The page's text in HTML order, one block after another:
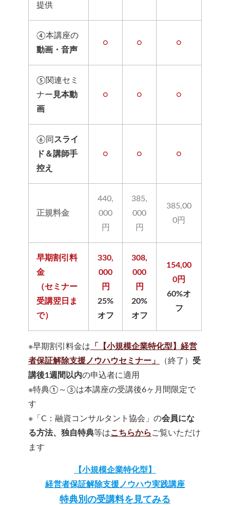
提供
④本講座の
動画・音声
○ ○ ○
⑤関連セミ
ナー 見本動
画
○ ○ ○
⑥同 スライ
ド＆講師手
控え
○ ○ ○
正規料金
440,
000
円
385,
000
円
385,00
0円
早期割引料
金
（セミナー
受講翌日ま
で）
330,
000
円
25%
オフ
308,
000
円
20%
オフ
154,00
0円
60%オ
フ
※早期割引料金は 「【小規模企業特化型】経営
者保証解除支援ノウハウセミナー」
（終了） 受
講後1週間以内の申込者に適用
※特典①～③は本講座の受講後6ヶ月間限定で
す
※「C：融資コンサルタント協会」の会員にな
る方法、独自特典等はこちらから ご覧いただけ
ます
【小規模企業特化型】
経営者保証解除支援ノウハウ実践講座
特典別の受講料を見てみる